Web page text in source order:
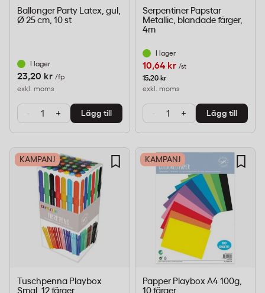
Ballonger Party Latex, gul,
Ø 25 cm, 10 st
I lager
23,20 kr /fp
exkl. moms
- + Lägg till
Serpentiner Papstar
Metallic, blandade färger,
4m
I lager
10,64 kr /st
15,20 kr
exkl. moms
- + Lägg till
Tuschpenna Playbox
Smal, 12 färger
KAMPANJ
Papper Playbox A4 100g,
10 färger
KAMPANJ